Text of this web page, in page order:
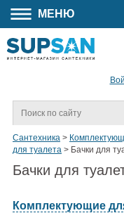
МЕНЮ
Сантехника >
для туалета > Бачки для
Бачки для
Комплектующие